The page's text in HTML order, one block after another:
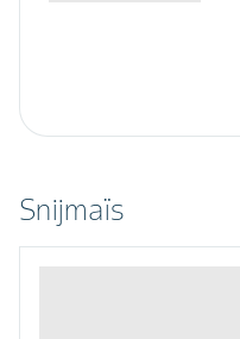
Snijmaïs